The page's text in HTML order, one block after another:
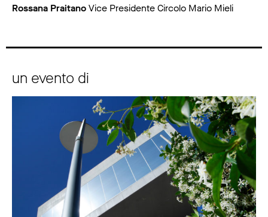
Rossana PraitanoVice Presidente Circolo Mario Mieli
un evento di